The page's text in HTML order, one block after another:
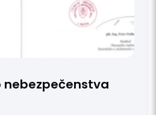
nebezpečenstva